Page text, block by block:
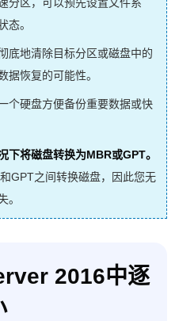
态。
底地清除目标分区或磁盘中的
据恢复的可能性。
个硬盘方便备份重要数据或快
下将磁盘转换为MBR或GPT。
GPT之间转换磁盘，因此您无
。
2016中逐